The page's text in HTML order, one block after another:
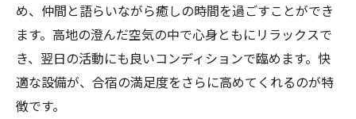
め、仲間と語らいながら癒しの時間を過ごすことができ
ます。高地の澄んだ空気の中で心身ともにリラックスで
き、翌日の活動にも良いコンディションで臨めます。快
適な設備が、合宿の満足度をさらに高めてくれるのが特
徴です。